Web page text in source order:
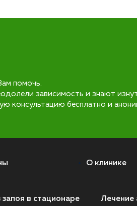
помочь.
зависимость и знают
консультацию бесплатно и
О клинике
в стационаре
Лечение